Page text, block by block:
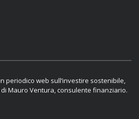
periodico web sull’investire sostenibile,
Mauro Ventura, consulente finanziario.